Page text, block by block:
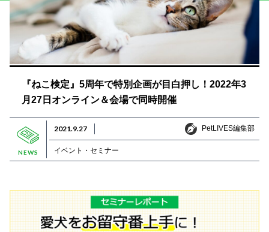
『ねこ検定』5周年で特別企画が目白押し！2022年3
月27日オンライン＆会場で同時開催
NEWS
2021.9.27 PetLIVES編集部
PetLIVES編集部
イベント・セミナー